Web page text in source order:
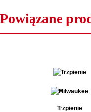
Powiązane
Trzpienie